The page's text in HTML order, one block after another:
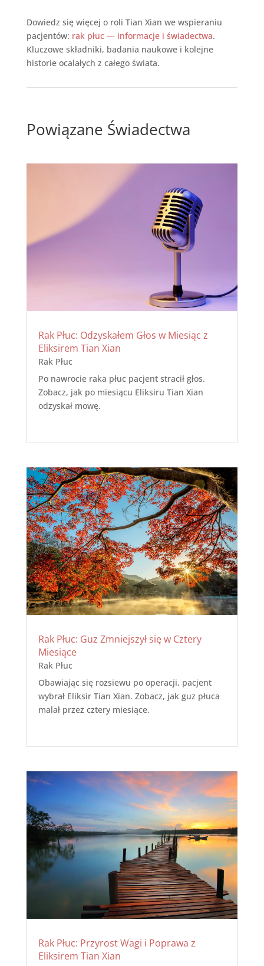
Dowiedz się więcej o roli Tian Xian we wspieraniu
pacjentów: rak płuc — informacje i świadectwa.
Kluczowe składniki, badania naukowe i kolejne
historie ocalałych z całego świata.
Powiązane Świadectwa
Rak Płuc: Odzyskałem Głos w Miesiąc z
Eliksirem Tian Xian
Rak Płuc
Po nawrocie raka płuc pacjent stracił głos.
Zobacz, jak po miesiącu Eliksiru Tian Xian
odzyskał mowę.
Rak Płuc: Guz Zmniejszył się w Cztery
Miesiące
Rak Płuc
Obawiając się rozsiewu po operacji, pacjent
wybrał Eliksir Tian Xian. Zobacz, jak guz płuca
malał przez cztery miesiące.
Rak Płuc: Przyrost Wagi i Poprawa z
Eliksirem Tian Xian